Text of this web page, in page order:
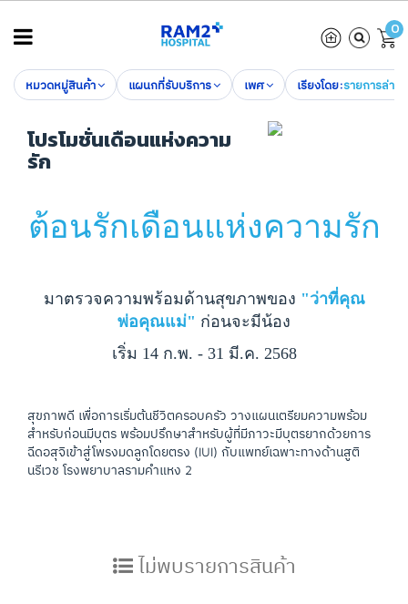
0
หมวดหมู่สินค้า แผนกที่รับบริการ เพศ เรียงโดย:รายการล่าสุด
โปรโมชั่นเดือนแห่งความ
รัก
ต้อนรักเดือนแห่งความรัก
มาตรวจความพร้อมด้านสุขภาพของ "ว่าที่คุณ
พ่อคุณแม่" ก่อนจะมีน้อง
เริ่ม 14 ก.พ. - 31 มี.ค. 2568
สุขภาพดี เพื่อการเริ่มต้นชีวิตครอบครัว วางแผนเตรียมความพร้อม
สำหรับก่อนมีบุตร พร้อมปรึกษาสำหรับผู้ที่มีภาวะมีบุตรยากด้วยการ
ฉีดอสุจิเข้าสู่โพรงมดลูกโดยตรง (IUI) กับแพทย์เฉพาะทางด้านสูติ
นรีเวช โรงพยาบาลรามคำแหง 2
ไม่พบรายการสินค้า